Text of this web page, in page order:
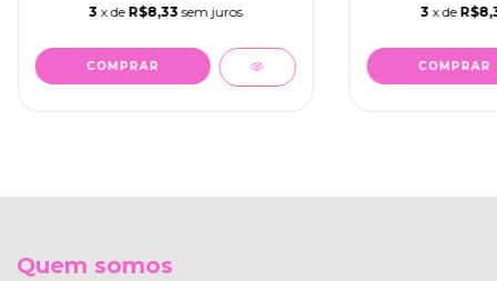
3 x de R$8,33 sem juros
COMPRAR
3 x de
COMPRAR
Quem somos